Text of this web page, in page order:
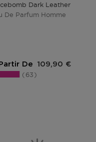
Dark Leather
De Parfum Homme
De Prix du produit
109,90 €
63